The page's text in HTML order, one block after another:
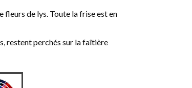
de lys. Toute la frise est en
restent perchés sur la faîtière